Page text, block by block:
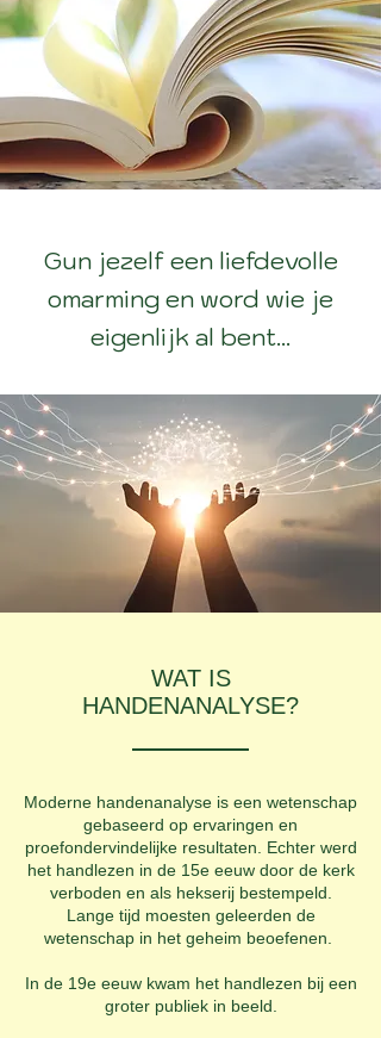
Gun jezelf een liefdevolle
omarming en word wie je
eigenlijk al bent...
WAT IS
HANDENANALYSE?
Moderne handenanalyse is een wetenschap
gebaseerd op ervaringen en
proefondervindelijke resultaten. Echter werd
het handlezen in de 15e eeuw door de kerk
verboden en als hekserij bestempeld.
Lange tijd moesten geleerden de
wetenschap in het geheim beoefenen.
In de 19e eeuw kwam het handlezen bij een
groter publiek in beeld.